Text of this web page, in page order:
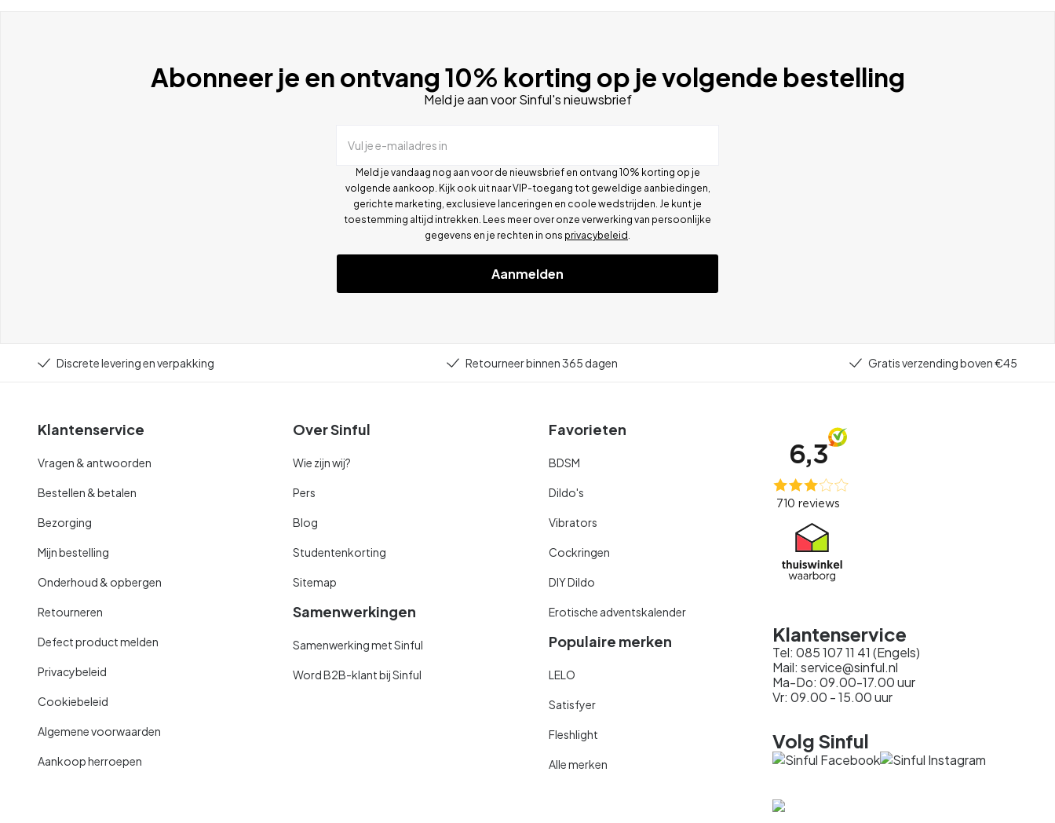
Abonneer je en ontvang 10% korting op je volgende bestelling
Meld je aan voor Sinful's nieuwsbrief
Vul je e-mailadres in
Meld je vandaag nog aan voor de nieuwsbrief en ontvang 10% korting op je
volgende aankoop. Kijk ook uit naar VIP-toegang tot geweldige aanbiedingen,
gerichte marketing, exclusieve lanceringen en coole wedstrijden. Je kunt je
toestemming altijd intrekken. Lees meer over onze verwerking van persoonlijke
gegevens en je rechten in ons privacybeleid
Aanmelden
Discrete levering en verpakking Retourneer binnen 365 dagen Gratis verzending boven €45
Klantenservice
Vragen & antwoorden
Bestellen & betalen
Bezorging
Mijn bestelling
Onderhoud & opbergen
Retourneren
Defect product melden
Privacybeleid
Cookiebeleid
Algemene voorwaarden
Aankoop herroepen
Over Sinful
Wie zijn wij?
Pers
Blog
Studentenkorting
Sitemap
Samenwerkingen
Samenwerking met Sinful
Word B2B-klant bij Sinful
Favorieten
BDSM
Dildo's
Vibrators
Cockringen
DIY Dildo
Erotische adventskalender
Populaire merken
LELO
Satisfyer
Fleshlight
Alle merken
Klantenservice
Tel: 085 107 11 41 (Engels)
Mail: service@sinful.nl
Ma-Do: 09.00-17.00 uur
Vr: 09.00 - 15.00 uur
Volg Sinful